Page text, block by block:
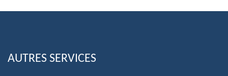
AUTRES SERVICES